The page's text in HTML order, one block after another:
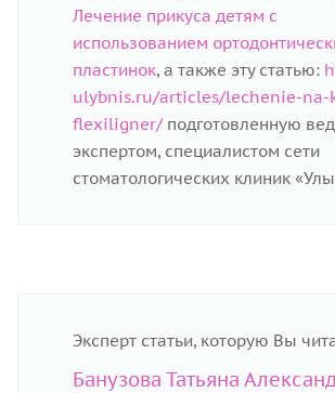
Лечение прикуса детям с
использованием
пластинок, а также эту статью:
ulybnis.ru/articles/lechenie-na-
flexiligner/подготовленную
экспертом, специалистом сети
стоматологических клиник
Эксперт статьи, которую Вы
Банузова Татьяна